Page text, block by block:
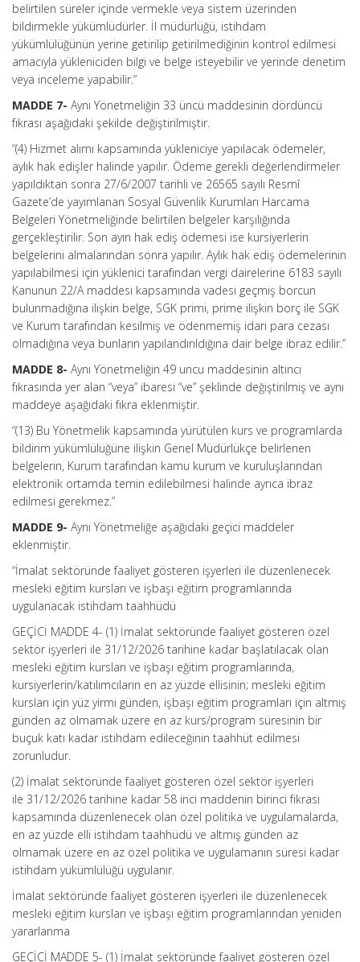
belirtilen süreler içinde vermekle veya sistem üzerinden
bildirmekle yükümlüdürler. İl müdürlüğü, istihdam
yükümlülüğünün yerine getirilip getirilmediğinin kontrol edilmesi
amacıyla yükleniciden bilgi ve belge isteyebilir ve yerinde denetim
veya inceleme yapabilir.”
MADDE 7- Aynı Yönetmeliğin 33 üncü maddesinin dördüncü
fıkrası aşağıdaki şekilde değiştirilmiştir.
“(4) Hizmet alımı kapsamında yükleniciye yapılacak ödemeler,
aylık hak edişler halinde yapılır. Ödeme gerekli değerlendirmeler
yapıldıktan sonra 27/6/2007 tarihli ve 26565 sayılı Resmî
Gazete’de yayımlanan Sosyal Güvenlik Kurumları Harcama
Belgeleri Yönetmeliğinde belirtilen belgeler karşılığında
gerçekleştirilir. Son ayın hak ediş ödemesi ise kursiyerlerin
belgelerini almalarından sonra yapılır. Aylık hak ediş ödemelerinin
yapılabilmesi için yüklenici tarafından vergi dairelerine 6183 sayılı
Kanunun 22/A maddesi kapsamında vadesi geçmiş borcun
bulunmadığına ilişkin belge, SGK primi, prime ilişkin borç ile SGK
ve Kurum tarafından kesilmiş ve ödenmemiş idari para cezası
olmadığına veya bunların yapılandırıldığına dair belge ibraz edilir.”
MADDE 8- Aynı Yönetmeliğin 49 uncu maddesinin altıncı
fıkrasında yer alan “veya” ibaresi “ve” şeklinde değiştirilmiş ve aynı
maddeye aşağıdaki fıkra eklenmiştir.
“(13) Bu Yönetmelik kapsamında yürütülen kurs ve programlarda
bildirim yükümlülüğüne ilişkin Genel Müdürlükçe belirlenen
belgelerin, Kurum tarafından kamu kurum ve kuruluşlarından
elektronik ortamda temin edilebilmesi halinde ayrıca ibraz
edilmesi gerekmez.”
MADDE 9- Aynı Yönetmeliğe aşağıdaki geçici maddeler
eklenmiştir.
“İmalat sektöründe faaliyet gösteren işyerleri ile düzenlenecek
mesleki eğitim kursları ve işbaşı eğitim programlarında
uygulanacak istihdam taahhüdü
GEÇİCİ MADDE 4- (1) İmalat sektöründe faaliyet gösteren özel
sektör işyerleri ile 31/12/2026 tarihine kadar başlatılacak olan
mesleki eğitim kursları ve işbaşı eğitim programlarında,
kursiyerlerin/katılımcıların en az yüzde ellisinin; mesleki eğitim
kursları için yüz yirmi günden, işbaşı eğitim programları için altmış
günden az olmamak üzere en az kurs/program süresinin bir
buçuk katı kadar istihdam edileceğinin taahhüt edilmesi
zorunludur.
(2) İmalat sektöründe faaliyet gösteren özel sektör işyerleri
ile 31/12/2026 tarihine kadar 58 inci maddenin birinci fıkrası
kapsamında düzenlenecek olan özel politika ve uygulamalarda,
en az yüzde elli istihdam taahhüdü ve altmış günden az
olmamak üzere en az özel politika ve uygulamanın süresi kadar
istihdam yükümlülüğü uygulanır.
İmalat sektöründe faaliyet gösteren işyerleri ile düzenlenecek
mesleki eğitim kursları ve işbaşı eğitim programlarından yeniden
yararlanma
GEÇİCİ MADDE 5- (1) İmalat sektöründe faaliyet gösteren özel